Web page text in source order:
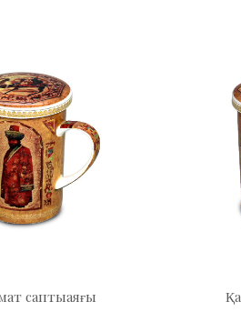
саптыаяғы